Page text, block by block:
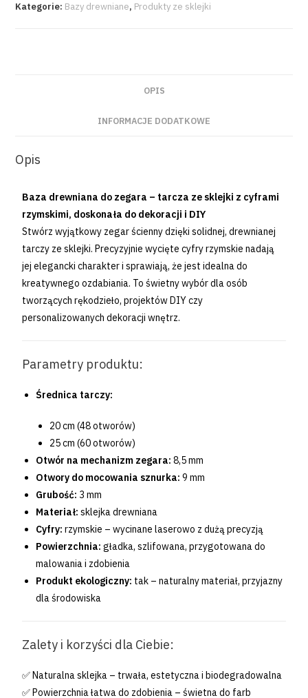
Kategorie: Bazy drewniane, Produkty ze sklejki
OPIS
INFORMACJE DODATKOWE
Opis
Baza drewniana do zegara – tarcza ze sklejki z cyframi
rzymskimi, doskonała do dekoracji i DIY
Stwórz wyjątkowy zegar ścienny dzięki solidnej, drewnianej
tarczy ze sklejki. Precyzyjnie wycięte cyfry rzymskie nadają
jej elegancki charakter i sprawiają, że jest idealna do
kreatywnego ozdabiania. To świetny wybór dla osób
tworzących rękodzieło, projektów DIY czy
personalizowanych dekoracji wnętrz.
Parametry produktu:
Średnica tarczy:
20 cm (48 otworów)
25 cm (60 otworów)
Otwór na mechanizm zegara: 8,5 mm
Otwory do mocowania sznurka: 9 mm
Grubość: 3 mm
Materiał: sklejka drewniana
Cyfry: rzymskie – wycinane laserowo z dużą precyzją
Powierzchnia: gładka, szlifowana, przygotowana do
malowania i zdobienia
Produkt ekologiczny: tak – naturalny materiał, przyjazny
dla środowiska
Zalety i korzyści dla Ciebie:
✅ Naturalna sklejka – trwała, estetyczna i biodegradowalna
✅ Powierzchnia łatwa do zdobienia – świetna do farb